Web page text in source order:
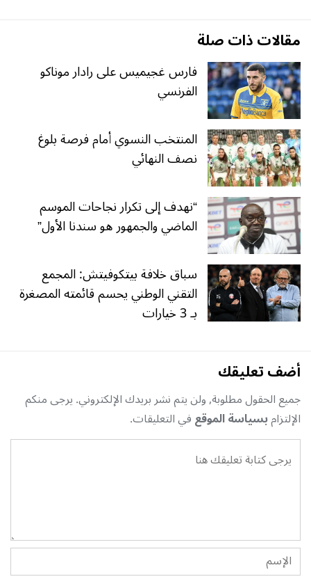
مقالات ذات صلة
فارس غجيميس على رادار موناكو
الفرنسي
المنتخب النسوي أمام فرصة بلوغ
نصف النهائي
“نهدف إلى تكرار نجاحات الموسم
الماضي والجمهور هو سندنا الأول”
سباق خلافة بيتكوفيتش: المجمع
التقني الوطني يحسم قائمته المصغرة
بـ 3 خيارات
أضف تعليقك
جميع الحقول مطلوبة, ولن يتم نشر بريدك الإلكتروني. يرجى منكم
الإلتزامبسياسة الموقعفي التعليقات.